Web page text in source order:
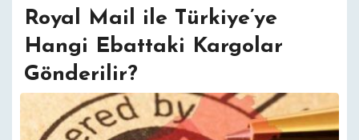
Royal Mail ile Türkiye’ye
Hangi Ebattaki Kargolar
Gönderilir?